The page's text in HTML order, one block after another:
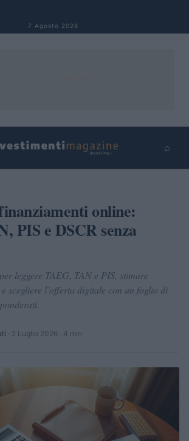
7 Agosto 2026
⌕
online:
PIS e DSCR senza
leggere TAEG, TAN e PIS, stimare
scegliere l’offerta digitale con un foglio di
· 2 Luglio 2026 · 4 min